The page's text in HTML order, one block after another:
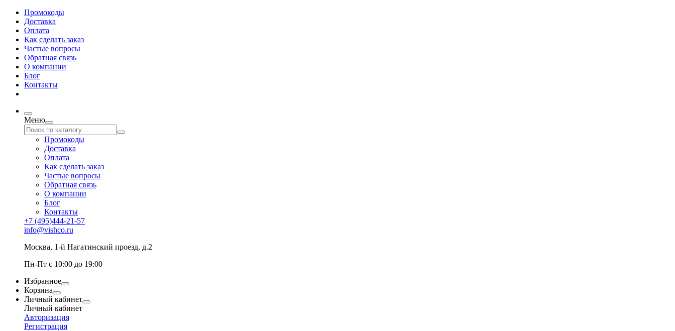
Промокоды
Доставка
Оплата
Как сделать заказ
Частые вопросы
Обратная связь
О компании
Блог
Контакты
Меню
Промокоды
Доставка
Оплата
Как сделать заказ
Частые вопросы
Обратная связь
О компании
Блог
Контакты
+7 (495)444-21-57
info@vishco.ru
Москва, 1-й Нагатинский проезд, д.2
Пн-Пт с 10:00 до 19:00
Избранное
Корзина
Личный кабинет
Личный кабинет
Авторизация
Регистрация